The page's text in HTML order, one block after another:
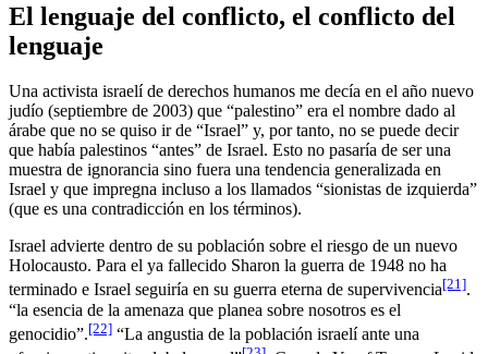
El lenguaje del conflicto, el conflicto del
lenguaje
Una activista israelí de derechos humanos me decía en el año nuevo
judío (septiembre de 2003) que “palestino” era el nombre dado al
árabe que no se quiso ir de “Israel” y, por tanto, no se puede decir
que había palestinos “antes” de Israel. Esto no pasaría de ser una
muestra de ignorancia sino fuera una tendencia generalizada en
Israel y que impregna incluso a los llamados “sionistas de izquierda”
(que es una contradicción en los términos).
Israel advierte dentro de su población sobre el riesgo de un nuevo
Holocausto. Para el ya fallecido Sharon la guerra de 1948 no ha
terminado e Israel seguiría en su guerra eterna de supervivencia[21].
“la esencia de la amenaza que planea sobre nosotros es el
genocidio”.[22] “La angustia de la población israelí ante una